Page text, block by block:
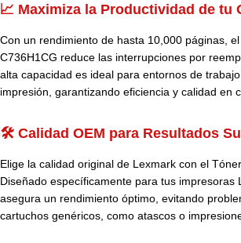
📈 Maximiza la Productividad de tu
Con un rendimiento de hasta 10,000 páginas,
C736H1CG reduce las interrupciones por
alta capacidad es ideal para entornos de
impresión, garantizando eficiencia y calidad en
🛠️ Calidad OEM para Resultados
Elige la calidad original de Lexmark con el
Diseñado específicamente para tus impresoras
asegura un rendimiento óptimo, evitando
cartuchos genéricos, como atascos o